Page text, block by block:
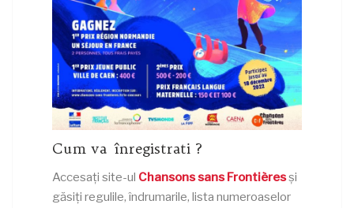
Cum va înregistrati ?
Accesați site-ul Chansons sans Frontièresși
găsiți regulile, îndrumarile, lista numeroaselor